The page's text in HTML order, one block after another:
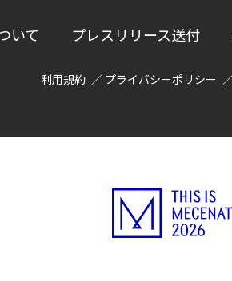
いて プレスリリース送付
利用規約 プライバシーポリシー